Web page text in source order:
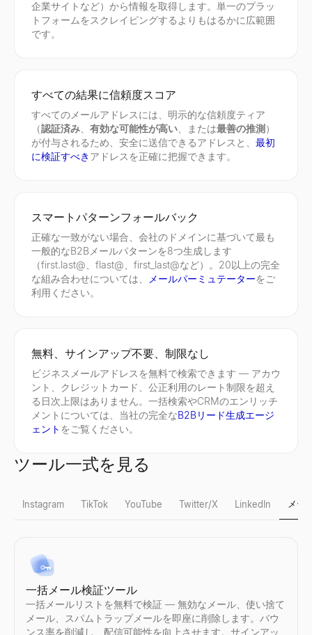
企業サイトなど）から情報を取得します。単一のプラッ
トフォームをスクレイピングするよりもはるかに広範囲
です。
すべての結果に信頼度スコア
すべてのメールアドレスには、明示的な信頼度ティア
（認証済み 有効な可能性が高い 、または最善の推測 ）
が付与されるため、安全に送信できるアドレスと、 最初
に検証すべき アドレスを正確に把握できます。
スマートパターンフォールバック
正確な一致がない場合、会社のドメインに基づいて最も
一般的なB2Bメールパターンを8つ生成します
（first.last@、flast@、first_last@など）。20以上の完全
な組み合わせについては、
メールパーミュテーターをご
利用ください。
無料、サインアップ不要、制限なし
ビジネスメールアドレスを無料で検索できます — アカウ
ント、クレジットカード、公正利用のレート制限を超え
る日次上限はありません。一括検索やCRMのエンリッチ
メントについては、当社の完全なB2Bリード生成エージ
ェント をご覧ください。
ツール一式を見る
Instagram TikTok YouTube Twitter/X LinkedIn メー
Instagram フェイクフォロワーチェック
Instagramの偽フォロワーを即座に検出。無料ツールでエンゲー
詳しく見る →
TikTok フェイクフォロワーチェック
TikTok の偽フォロワーを即座に検出。無料ツールでエンゲージ
詳しく見る →
YouTube フォロワー数チェック
任意のYouTubeチャンネルのリアルタイム登録者数とチャンネ
詳しく見る →
X プロフィールビューア
公開されている X（Twitter）プロフィールを匿名で表示 — ログ
詳しく見る →
LinkedInリードクオリファイア
LinkedInの投稿を貼り付け — 投稿者が購入者であるかを確認し
詳しく見る →
一括メール検証ツール
一括メールリストを無料で検証 — 無効なメール、使い捨て
メール、スパムトラップメールを即座に削除します。バウ
ンス率を削減し、配信可能性を向上させます。サインアッ